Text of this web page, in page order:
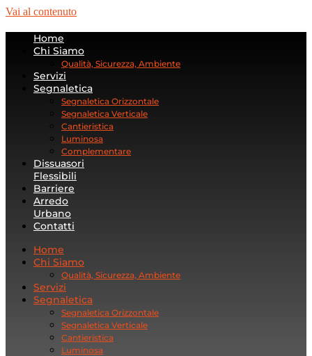
Vai al contenuto
Home
Chi Siamo
Qualità, Sicurezza, Ambiente
Servizi
Segnaletica
Segnaletica Orizzontale
Segnaletica Verticale
Cantieristica
Luminosa
Complementare
Dissuasori
Flessibili
Barriere
Arredo
Urbano
Contatti
Home
Chi Siamo
Qualità, Sicurezza, Ambiente
Servizi
Segnaletica
Segnaletica Orizzontale
Segnaletica Verticale
Cantieristica
Luminosa